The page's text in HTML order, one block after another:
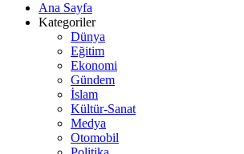
Ana Sayfa
Kategoriler
Dünya
Eğitim
Ekonomi
Gündem
İslam
Kültür-Sanat
Medya
Otomobil